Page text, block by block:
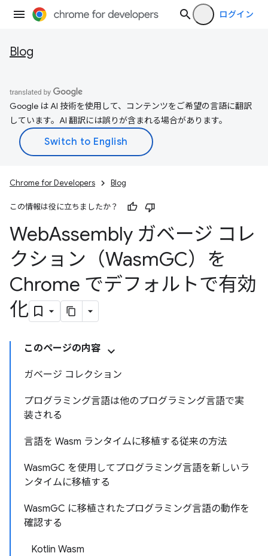
ログイン
Blog
Google は AI 技術を使用して、コンテンツをご希望の言語に翻訳
しています。AI 翻訳には誤りが含まれる場合があります。
Chrome for Developers Blog
この情報は役に立ちましたか？
WebAssembly ガベージ コレ
クション（WasmGC）を
Chrome でデフォルトで有効
化
このページの内容
ガベージ コレクション
プログラミング言語は他のプログラミング言語で実
装される
言語を Wasm ランタイムに移植する従来の方法
WasmGC を使用してプログラミング言語を新しいラ
ンタイムに移植する
WasmGC に移植されたプログラミング言語の動作を
確認する
Kotlin Wasm